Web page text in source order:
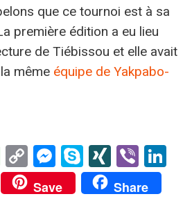
que ce tournoi est à sa
première édition a eu lieu
de Tiébissou et elle avait
même équipe de Yakpabo-
WhatsApp
Copy
Link
Messenger
SkypeXING
Viber
Save Share